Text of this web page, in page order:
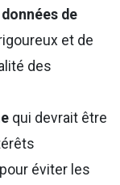
de
et de
des
qui devrait être
éviter les